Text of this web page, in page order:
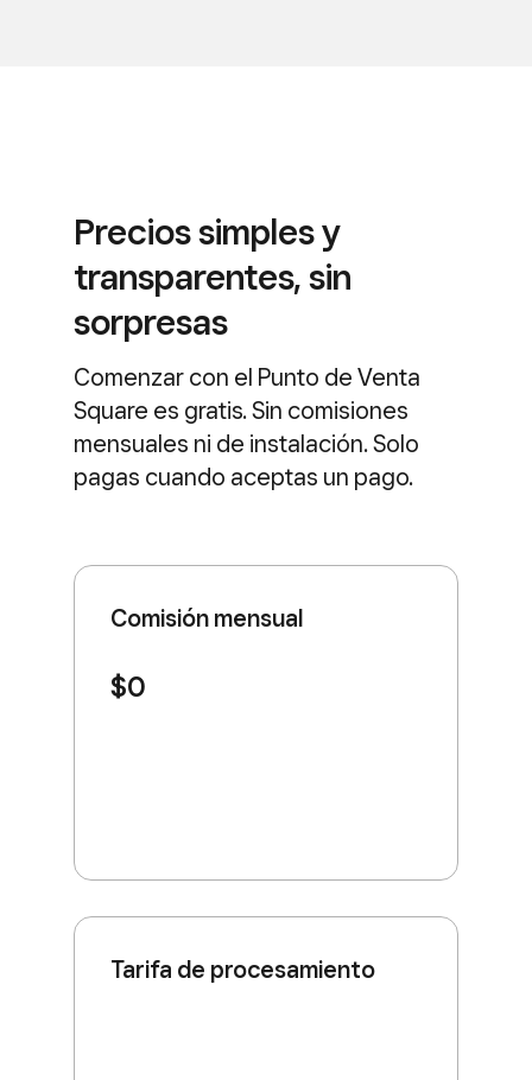
Precios simples y
transparentes, sin
sorpresas
Comenzar con el Punto de Venta
Square es gratis. Sin comisiones
mensuales ni de instalación. Solo
pagas cuando aceptas un pago.
Comisión mensual
$0
Tarifa de procesamiento